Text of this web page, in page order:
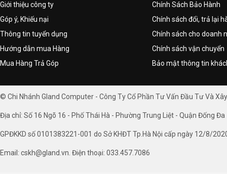
Giới thiệu công ty
Góp ý, Khiếu nại
Thông tin tuyển dụng
Hướng dẫn mua Hàng
Mua Hàng Trả Góp
Chính Sách Bảo Hành
Chính sách đổi, trả lại
Chính sách cho doanh
Chính sách vận chuyển
Bảo mật thông tin
© Chi Nhánh Gland Computer - Công Ty Cổ Phần Tư Vấn Đầu Tư Và
Địa chỉ: Số 16 Ngõ 16 - Phố Thái Hà - Phường Trung Liệt - Quận Đống Đa
GPĐKKD số 0101383221-001 do Sở KHĐT Tp.Hà Nội cấp ngày 12/8/
Email: cskh@gland.vn. Điện thoại: 033.457.7086